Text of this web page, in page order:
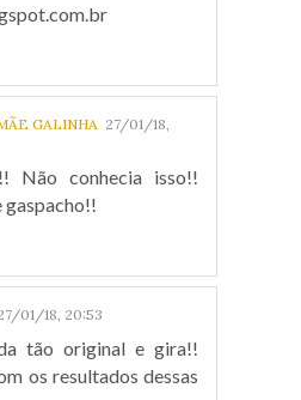
GALINHA 27/01/18,
Não conhecia isso!!
gaspacho!!
01/18, 20:53
tão original e gira!!
os resultados dessas